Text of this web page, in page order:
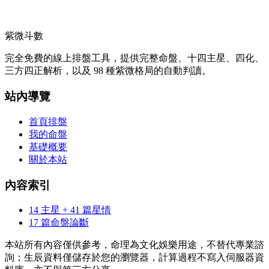
紫微斗數
完全免費的線上排盤工具，提供完整命盤、十四主星、四化、
三方四正解析，以及 98 種紫微格局的自動判讀。
站內導覽
首頁排盤
我的命盤
基礎概要
關於本站
內容索引
14 主星 + 41 篇星情
17 篇命盤論斷
本站所有內容僅供參考，命理為文化娛樂用途，不替代專業諮
詢；生辰資料僅儲存於您的瀏覽器，計算過程不寫入伺服器資